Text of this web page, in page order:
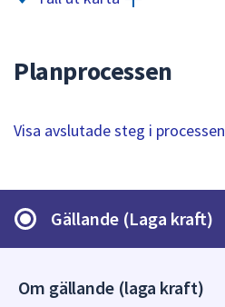
Planprocessen
Visa avslutade steg i processen
Gällande (Laga kraft)
Om gällande (laga kraft)